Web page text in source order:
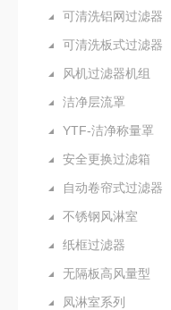
可清洗铝网过滤器
可清洗板式过滤器
风机过滤器机组
洁净层流罩
YTF-洁净称量罩
安全更换过滤箱
自动卷帘式过滤器
不锈钢风淋室
纸框过滤器
无隔板高风量型
凤淋室系列